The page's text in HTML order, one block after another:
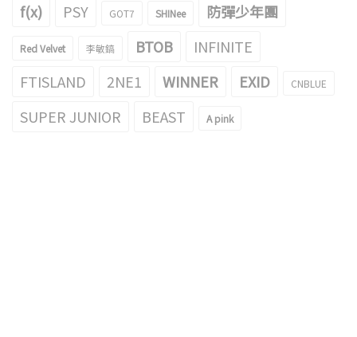
f(x) PSY GOT7 SHINee 防彈少年團
Red Velvet 李敏鎬 BTOB
INFINITE
FTISLAND
2NE1 WINNER EXID CNBLUE
SUPER JUNIOR BEAST A pink